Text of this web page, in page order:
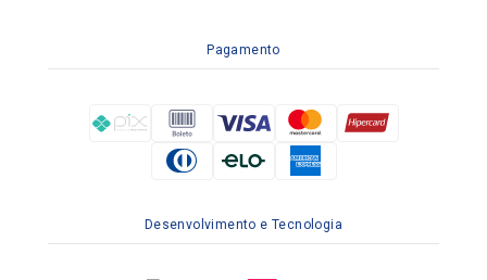
Pagamento
Desenvolvimento e Tecnologia